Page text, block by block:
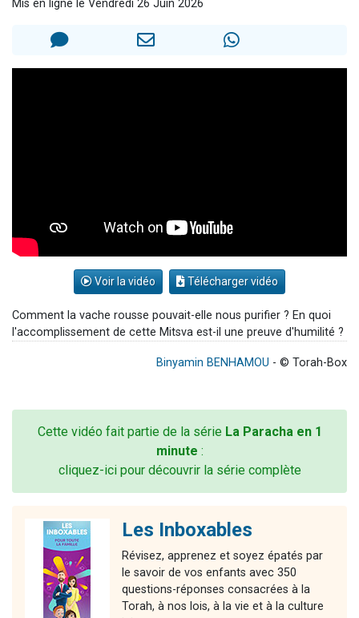
Mis en ligne le Vendredi 26 Juin 2026
Voir la vidéo Télécharger vidéo
Comment la vache rousse pouvait-elle nous purifier ? En quoi
l'accomplissement de cette Mitsva est-il une preuve d'humilité ?
Binyamin BENHAMOU - © Torah-Box
Cette vidéo fait partie de la série La Paracha en 1
minute :
cliquez-ici pour découvrir la série complète
Les Inboxables
Révisez, apprenez et soyez épatés par
le savoir de vos enfants avec 350
questions-réponses consacrées à la
Torah, à nos lois, à la vie et à la culture